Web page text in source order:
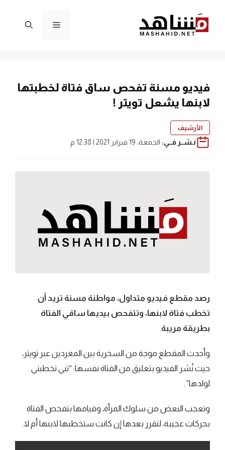
المحتوى
القائمة
فيديو مسنة تفحص ساق فتاة لخطبتها
لابنها يشعل تويتر !
الأرشيف
نـشــر فــي: الجمعة، 19 فبراير 2021 | 12:38 م
رصد مقطع فیدیو متداول، مواطنة مسنة ترید أن
تخطب فتاة لابنھا، وتتفحص بيديها ساقي الفتاة
بطریقة مریبة.
وأحدث المقطع موجة من السخریة بین المغردین عبر تویتر،
حيث نُشر الفیدیو بتعلیق من الفتاة نفسھا: “تبي تخطبني
لولدھا”.
وتعجب البعض من سلوك المرأة، وقیامھا بتفحص الفتاة
بحركات عجيبة، لتقرر بعدها إن كانت ستخطبها لابنها أم لا.